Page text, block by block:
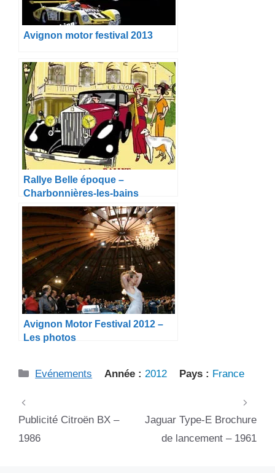
Avignon motor festival 2013
Rallye Belle époque –
Charbonnières-les-bains
Avignon Motor Festival 2012 –
Les photos
Catégories
Evénements Année : 2012 Pays : France
Publicité Citroën BX –
1986
Jaguar Type-E Brochure
de lancement – 1961